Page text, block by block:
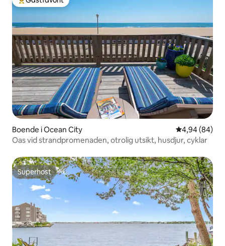
Populär gästfavorit
Boende i Ocean City 4,94 av 5 i
4,94 (84)
Oas vid strandpromenaden, otrolig utsikt, husdjur, cyklar
Superhost
Superhost